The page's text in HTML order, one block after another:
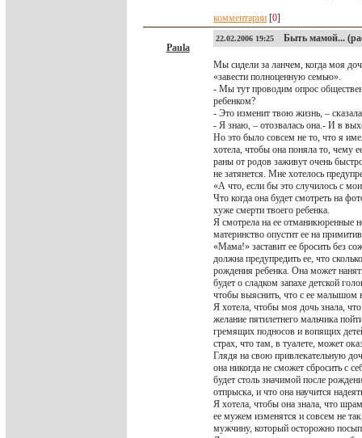
комментарии [0]
Paula
22.02.2006 19:25 Быть мамой...
Мы сидели за ланчем, когда моя
«завести полноценную семью».
- Мы тут проводим опрос
ребенком?
- Это изменит твою жизнь, –
- Я знаю, – отозвалась она.- И в
Но это было совсем не то, что я
хотела, чтобы она поняла то, чему
раны от родов заживут очень
не затянется. Мне хотелось
«А что, если бы это случилось с
Что когда она будет смотреть на
хуже смерти твоего ребенка.
Я смотрела на ее отманикюренные
материнство опустит ее на
«Мама!» заставит ее бросить без
должна предупредить ее, что
рождения ребенка. Она может
будет о сладком запахе детской
чтобы выяснить, что с ее малышом
Я хотела, чтобы моя дочь знала,
желание пятилетнего мальчика
гремящих подносов и вопящих
страх, что там, в туалете, может
Глядя на свою привлекательную
она никогда не сможет сбросить с
будет столь значимой после
отпрыска, и что она научится
Я хотела, чтобы она знала, что
ее мужем изменятся и совсем не
мужчину, который осторожно